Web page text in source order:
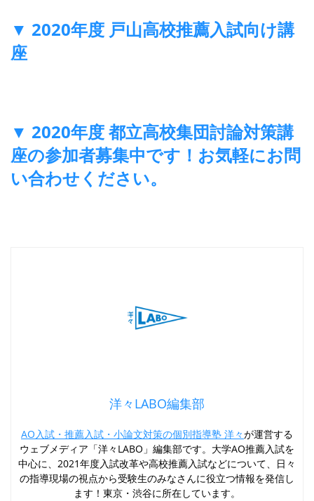
▼ 2020年度 戸山高校推薦入試向け講
座
▼ 2020年度 都立高校集団討論対策講
座の参加者募集中です！お気軽にお問
い合わせください。
洋々LABO編集部
AO入試・推薦入試・小論文対策の個別指導塾 洋々が運営する
ウェブメディア「洋々LABO」編集部です。大学AO推薦入試を
中心に、2021年度入試改革や高校推薦入試などについて、日々
の指導現場の視点から受験生のみなさんに役立つ情報を発信し
ます！東京・渋谷に所在しています。